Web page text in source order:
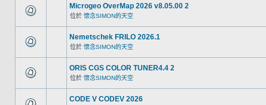
Microgeo OverMap 2026 v8.05.00 2
位於 懷念SIMON的天空
Nemetschek FRILO 2026.1
位於 懷念SIMON的天空
ORIS CGS COLOR TUNER4.4 2
位於 懷念SIMON的天空
CODE V CODEV 2026